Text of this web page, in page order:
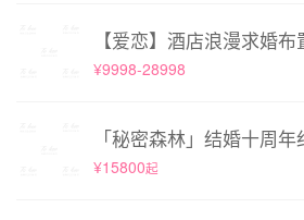
【爱恋】酒店浪漫求婚布
¥9998-28998
「秘密森林」结婚十周
¥15800起